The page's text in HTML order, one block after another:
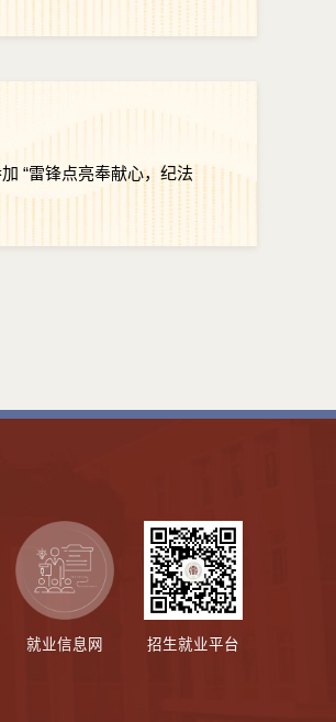
“雷锋点亮奉献心，纪法
就业信息网 招生就业平台